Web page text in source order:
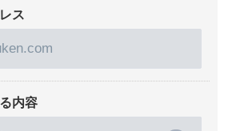
ス
内容